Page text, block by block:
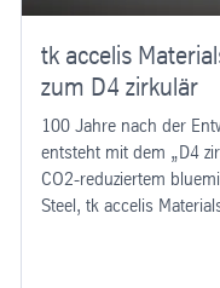
tk accelis
zum D4 zirkulär
100 Jahre nach der
entsteht mit dem „D4
CO2-reduziertem
Steel, tk accelis